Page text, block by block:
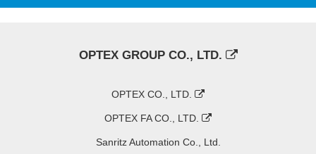
OPTEX GROUP CO., LTD.
OPTEX CO., LTD.
OPTEX FA CO., LTD.
Sanritz Automation Co., Ltd.